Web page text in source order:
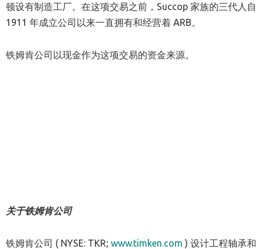
顿设有制造工厂。在这项交易之前，Succop 家族的三代人自
1911 年成立公司以来一直拥有和经营着 ARB。
铁姆肯公司以现金作为这项交易的资金来源。
关于铁姆肯公司
铁姆肯公司 ( NYSE: TKR; www.timken.com) 设计工程轴承和